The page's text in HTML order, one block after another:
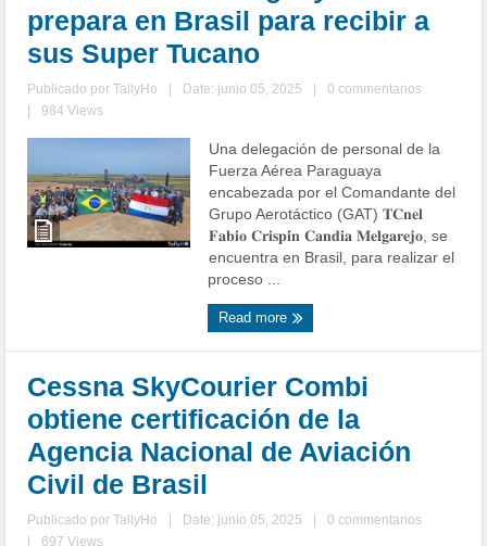
prepara en Brasil para recibir a
sus Super Tucano
Publicado porTallyHo Date: junio 05, 2025
0 commentarios
984 Views
Una delegación de personal de la
Fuerza Aérea Paraguaya
encabezada por el Comandante del
Grupo Aerotáctico (GAT) 𝐓𝐂𝐧𝐞𝐥
𝐅𝐚𝐛𝐢𝐨 𝐂𝐫𝐢𝐬𝐩𝐢́𝐧 𝐂𝐚𝐧𝐝𝐢𝐚 𝐌𝐞𝐥𝐠𝐚𝐫𝐞𝐣𝐨, se
encuentra en Brasil, para realizar el
proceso ...
Read more
Cessna SkyCourier Combi
obtiene certificación de la
Agencia Nacional de Aviación
Civil de Brasil
Publicado porTallyHo Date: junio 05, 2025
0 commentarios
697 Views